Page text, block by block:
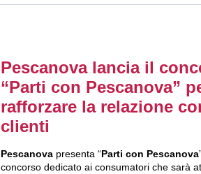
Pescanova lancia il
“Parti con Pescanova”
rafforzare la relazione
clienti
Pescanovapresenta “Parti con Pescanova
concorso dedicato ai consumatori che sarà